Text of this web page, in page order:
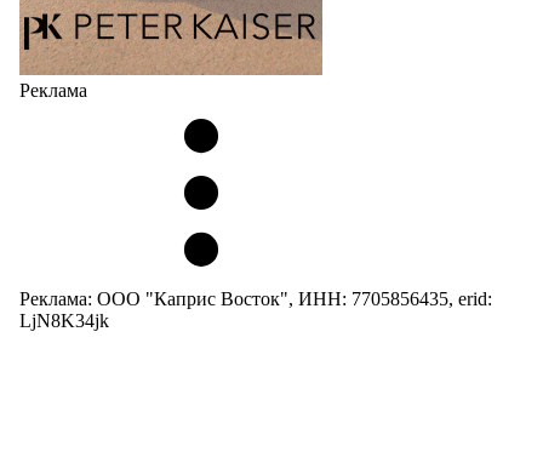
Реклама
Реклама: ООО "Каприс Восток", ИНН: 7705856435, erid:
LjN8K34jk